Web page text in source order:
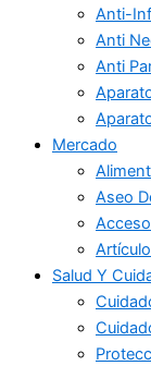
Anti-
Anti
Anti
Mercado
Aseo
Salud Y